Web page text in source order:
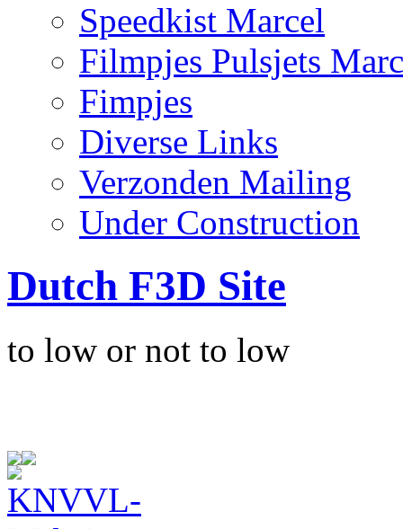
Speedkist Marcel
Filmpjes Pulsjets
Fimpjes
Diverse Links
Verzonden Mailing
Under Construction
Dutch F3D Site
to low or not to low